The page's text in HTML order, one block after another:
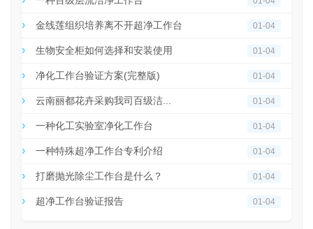
金线莲组织培养离不开超净工作台 01-04
生物安全柜如何选择和安装使用 01-04
净化工作台验证方案(完整版) 01-04
云南丽都花卉采购我司百级洁... 01-04
一种化工实验室净化工作台 01-04
一种特殊超净工作台专利介绍 01-04
打磨抛光除尘工作台是什么？ 01-04
超净工作台验证报告 01-04